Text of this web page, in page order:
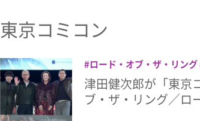
東京コミコン
ロード・オブ・ザ・リング
コン 東京コミコン2024
津田健次郎が「東京
ブ・ザ・リング／ロ